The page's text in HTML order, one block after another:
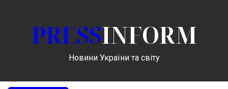
PRESSINFORM
Новини України та світу